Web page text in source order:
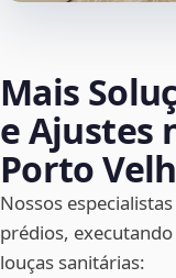
Mais
e Ajustes
Porto
Nossos
prédios,
louças sanitárias: